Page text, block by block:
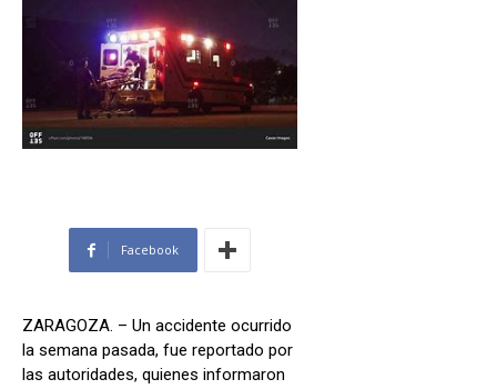
Facebook
ZARAGOZA. – Un accidente ocurrido
la semana pasada, fue reportado por
las autoridades, quienes informaron